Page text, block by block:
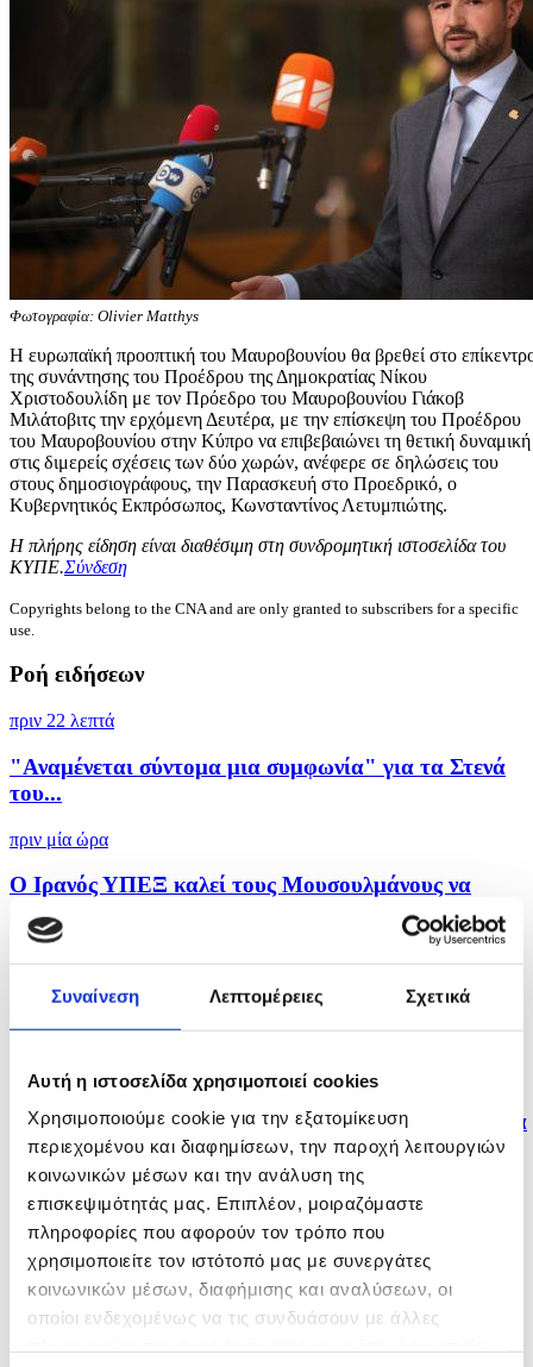
Συναίνεση Λεπτομέρειες Σχετικά
Αυτή η ιστοσελίδα χρησιμοποιεί cookies
Χρησιμοποιούμε cookie για την εξατομίκευση
περιεχομένου και διαφημίσεων, την παροχή λειτουργιών
κοινωνικών μέσων και την ανάλυση της
επισκεψιμότητάς μας. Επιπλέον, μοιραζόμαστε
πληροφορίες που αφορούν τον τρόπο που
χρησιμοποιείτε τον ιστότοπό μας με συνεργάτες
κοινωνικών μέσων, διαφήμισης και αναλύσεων, οι
οποίοι ενδεχομένως να τις συνδυάσουν με άλλες
Φωτογραφία: Olivier Matthys
Η ευρωπαϊκή προοπτική του Μαυροβουνίου θα βρεθεί στο
της συνάντησης του Προέδρου της Δημοκρατίας Νίκου
Χριστοδουλίδη με τον Πρόεδρο του Μαυροβουνίου Γιάκοβ
Μιλάτοβιτς την ερχόμενη Δευτέρα, με την επίσκεψη του Προέδρου
του Μαυροβουνίου στην Κύπρο να επιβεβαιώνει τη θετική δυναμική
στις διμερείς σχέσεις των δύο χωρών, ανέφερε σε δηλώσεις του
στους δημοσιογράφους, την Παρασκευή στο Προεδρικό, ο
Κυβερνητικός Εκπρόσωπος, Κωνσταντίνος Λετυμπιώτης.
Η πλήρης είδηση είναι διαθέσιμη στη συνδρομητική ιστοσελίδα του
ΚΥΠΕ.Σύνδεση
Copyrights belong to the CNA and are only granted to subscribers for a specific
use.
Ροή ειδήσεων
πριν 22 λεπτά
"Αναμένεται σύντομα μια συμφωνία" για τα Στενά
του...
πριν μία ώρα
Ο Ιρανός ΥΠΕΞ καλεί τους Μουσουλμάνους να
ενωθούν και...
Πολλαπλά μηνύματα από αμυντική συμφωνία Σ.
Αραβίας,...
πριν μία ώρα
Δύο νεκροί και έξι τραυματίες από ρωσικά πλήγματα
στο...
πριν μία ώρα
Η Αμερικανική Γερουσία ενέκρινε νέες κυρώσεις σε
βάρος...